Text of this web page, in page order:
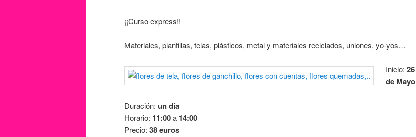
¡¡Curso express!!
Materiales, plantillas, telas, plásticos, metal y materiales reciclados, uniones, yo-yos…
Inicio:26
de Mayo
Duración: un día
Horario: 11:00a 14:00
Precio: 38 euros